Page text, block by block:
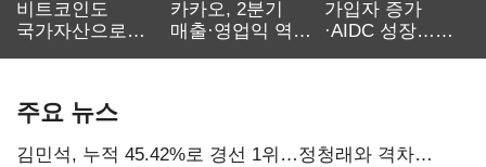
비트코인도
국가자산으로…'
카카오, 2분기
매출·영업익 역대
가입자 증가
·AIDC 성장…
주요 뉴스
김민석, 누적 45.42%로 경선 1위…정청래와 격차